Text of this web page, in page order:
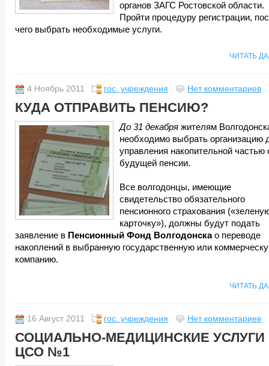
органов ЗАГС Ростовской области.
Пройти процедуру регистрации,
чего выбрать необходимые услуги.
ЧИТАТЬ
4 Ноябрь 2011 гос. учреждения Нет комментариев
КУДА ОТПРАВИТЬ ПЕНСИЮ?
До 31 декабря жителям
необходимо выбрать организацию
управления накопительной частью
будущей пенсии.
Все волгодонцы, имеющие
свидетельство обязательного
пенсионного страхования
карточку»), должны будут подать
заявление в Пенсионный Фонд Волгодонскао переводе
накоплений в выбранную государственную или
компанию.
ЧИТАТЬ
16 Август 2011 гос. учреждения Нет комментариев
СОЦИАЛЬНО-МЕДИЦИНСКИЕ УСЛУГИ
ЦСО №1